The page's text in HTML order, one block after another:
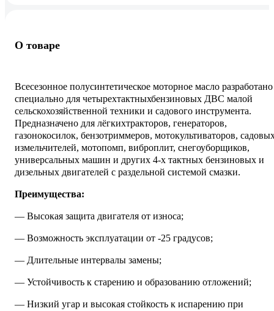
О товаре
Всесезонное полусинтетическое моторное масло разработано
специально для четырехтактныхбензиновых ДВС малой
сельскохозяйственной техники и садового инструмента.
Предназначено для лёгкихтракторов, генераторов,
газонокосилок, бензотриммеров, мотокультиваторов,
измельчителей, мотопомп, виброплит, снегоуборщиков,
универсальных машин и других 4-х тактных бензиновых и
дизельных двигателей с раздельной системой смазки.
Преимущества:
— Высокая защита двигателя от износа;
— Возможность эксплуатации от -25 градусов;
— Длительные интервалы замены;
— Устойчивость к старению и образованию отложений;
— Низкий угар и высокая стойкость к испарению при